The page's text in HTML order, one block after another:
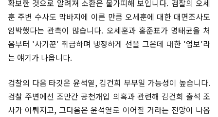
확보한 것으로 알려져 소환은 불가피해 보입니다. 검찰의 오세
훈 주변 수사도 막바지에 이른 만큼 오세훈에 대한 대면조사도
임박했다는 관측이 많습니다. 오세훈과 홍준표가 명태균을 처
음부터 '사기꾼' 취급하며 냉정하게 선을 그은데 대한 '업보'라
는 얘기가 나옵니다.
검찰의 다음 타깃은 윤석열, 김건희 부부일 가능성이 높습니다.
검찰 주변에선 조만간 공천개입 의혹과 관련해 김건희 출석 조
사가 이뤄지고, 그다음은 윤석열로 이어질 거라는 전망이 나옵